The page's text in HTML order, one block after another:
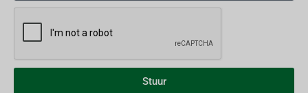
Stuur